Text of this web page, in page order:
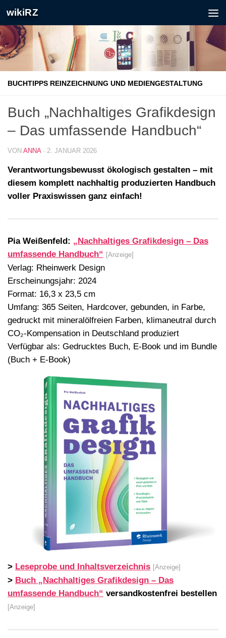
Zum Inhalt springen
wikiRZ
BUCHTIPPS REINZEICHNUNG UND MEDIENGESTALTUNG
Buch „Nachhaltiges Grafikdesign
– Das umfassende Handbuch“
VON ANNA · 2. JANUAR 2026
Verantwortungsbewusst ökologisch gestalten – mit
diesem komplett nachhaltig produzierten Handbuch
voller Praxiswissen ganz einfach!
Pia Weißenfeld: „Nachhaltiges Grafikdesign – Das
umfassende Handbuch“ [Anzeige]
Verlag: Rheinwerk Design
Erscheinungsjahr: 2024
Format: 16,3 x 23,5 cm
Umfang: 365 Seiten, Hardcover, gebunden, in Farbe,
gedruckt mit mineralölfreien Farben, klimaneutral durch
CO₂-Kompensation in Deutschland produziert
Verfügbar als: Gedrucktes Buch, E-Book und im Bundle
(Buch + E-Book)
> Leseprobe und Inhaltsverzeichnis [Anzeige]
> Buch „Nachhaltiges Grafikdesign – Das
umfassende Handbuch“ versandkostenfrei bestellen
[Anzeige]